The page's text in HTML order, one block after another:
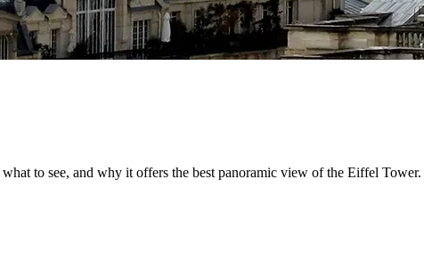
to see, and why it offers the best panoramic view of the Eiffel Tower.